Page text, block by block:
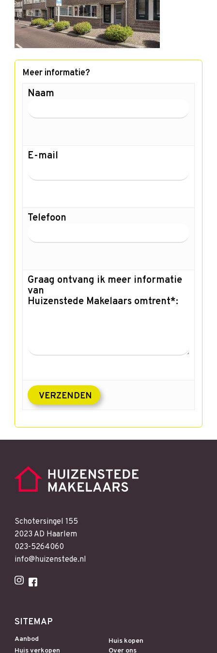
Meer informatie?
Naam
E-mail
Telefoon
Graag ontvang ik meer informatie
van
Huizenstede Makelaars omtrent*:
Schotersingel 155
2023 AD Haarlem
023-5264060
info@huizenstede.nl
SITEMAP
Aanbod
Huis kopen
Huis verkopen
Over ons